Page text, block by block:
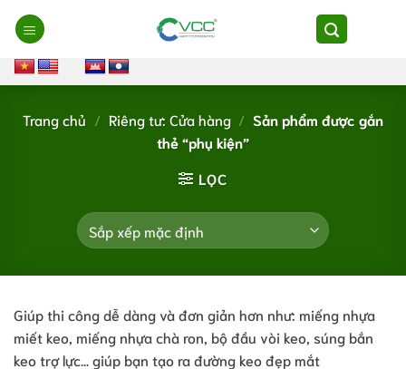
Chuyển
đến
nội
dung
Trang chủ / Riêng tư: Cửa hàng / Sản phẩm được gắn
thẻ “phụ kiện”
LỌC
Giúp thi công dễ dàng và đơn giản hơn như: miếng nhựa
miết keo, miếng nhựa chà ron, bộ đầu vòi keo, súng bắn
keo trợ lực… giúp bạn tạo ra đường keo đẹp mắt